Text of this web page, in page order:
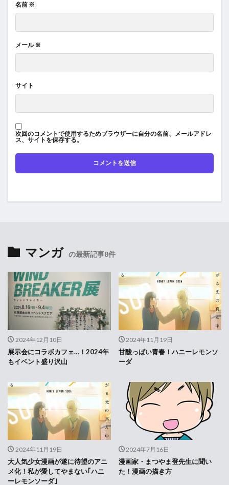
名前 ※
メール※
サイト
次回のコメントで使用するためブラウザーに自分の名前、メールアドレ
ス、サイトを保存する。
マンガ の最新記事8件
2024年12月10日
展示会にコラボカフェ…！2024年
もイベント盛り沢山
2024年11月19日
甘酸っぱい青春！ハニーレモンソ
ーダ
2024年11月19日
大人気少女漫画が遂に待望のアニ
メ化！私が愛してやまない｢ハニ
ーレモンソーダ｣
2024年7月16日
漫画家・まつやま登先生に聞い
た！漫画の描き方